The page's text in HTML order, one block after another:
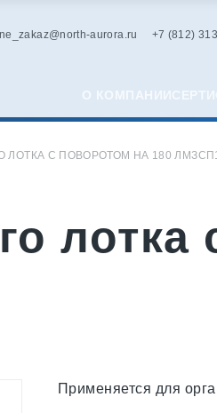
aurora.ru +7 (812)
О КОМПАНИИ
С ПОВОРОТОМ НА 180
Применяется для